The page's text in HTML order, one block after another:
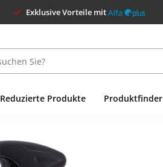
Exklusive Vorteile mit
Reduzierte Produkte Produktfinder